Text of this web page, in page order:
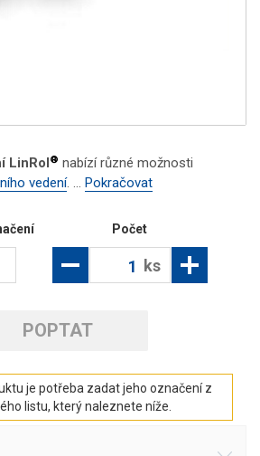
LinRol® nabízí různé možnosti
vedení. ... Pokračovat
Počet
ks
POPTAT
je potřeba zadat jeho označení z
listu, který naleznete níže.